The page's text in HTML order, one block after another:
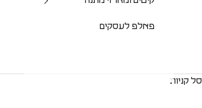
פאלפ לעסקים
סל קניות